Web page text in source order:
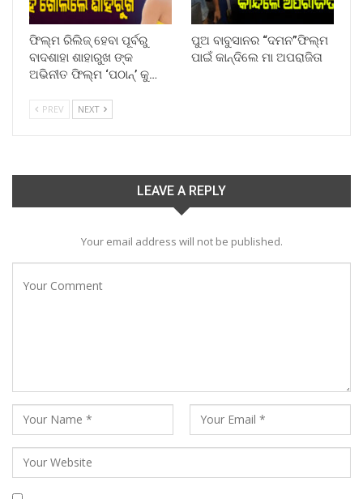
ଫିଲ୍ମ ରିଲିଜ୍ ହେବା ପୂର୍ବରୁ
ବାଦଶାହା ଶାହାରୁଖ ଙ୍କ
ଅଭିନୀତ ଫିଲ୍ମ ‘ପଠାନ୍‌’ କୁ…
ପୁଅ ବାବୁସାନର “ଦମନ”ଫିଲ୍ମ
ପାଇଁ କାନ୍ଦିଲେ ମା ଅପରାଜିତା
PREV NEXT
LEAVE A REPLY
Your email address will not be published.